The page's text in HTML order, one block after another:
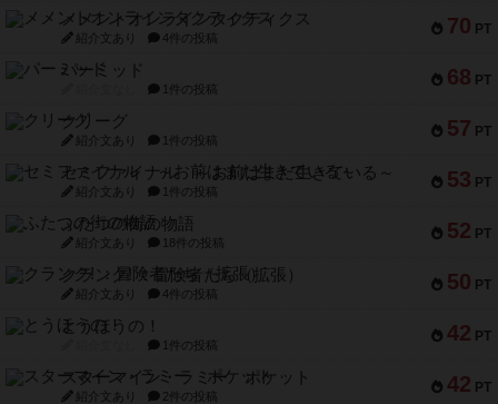
70 PT
メメントオンラインタクティクス
紹介文あり 4件の投稿
68 PT
パーミッド
1件の投稿
57 PT
クリーグ
紹介文あり 1件の投稿
53 PT
セミファイナル ～お前はまだ生きている～
紹介文あり 1件の投稿
52 PT
ふたつの街の物語
紹介文あり 18件の投稿
50 PT
クランク! ：冒険者たち（拡張）
紹介文あり 4件の投稿
42 PT
とうほうの！
1件の投稿
42 PT
スターマイン・ラミー ポケット
紹介文あり 2件の投稿